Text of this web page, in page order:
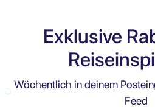
Exklusive
Wöchentlich in deinem
Feed